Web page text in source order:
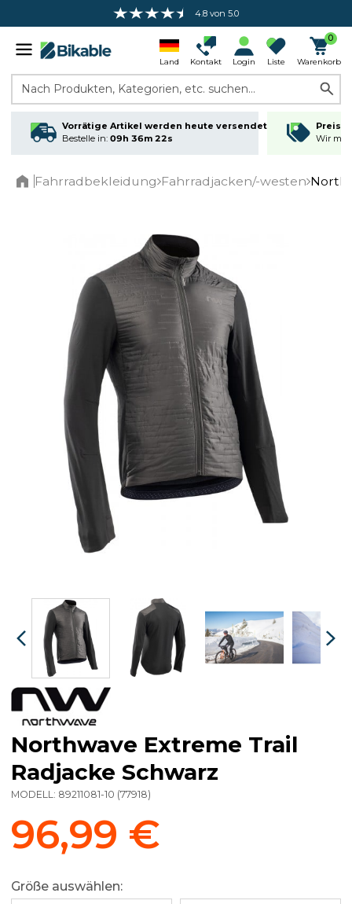
4.8 von 5.0
Land Kontakt Login Liste
0
Warenkorb
Nach Produkten, Kategorien, etc. suchen...
Vorrätige Artikel werden heute versendet
Bestelle in: 09h 36m 22s
Wir
Fahrradbekleidung Fahrradjacken/-westen
Northwave Extreme Trail
Radjacke Schwarz
MODELL: 89211081-10 (77918)
96,99 €
Größe auswählen: